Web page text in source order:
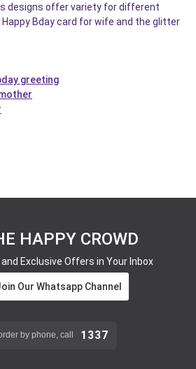
designs offer variety for different
Bday card for wife and the glitter
greeting
HAPPY CROWD
Exclusive Offers in Your Inbox
Our Whatsapp Channel
by phone, call 1337